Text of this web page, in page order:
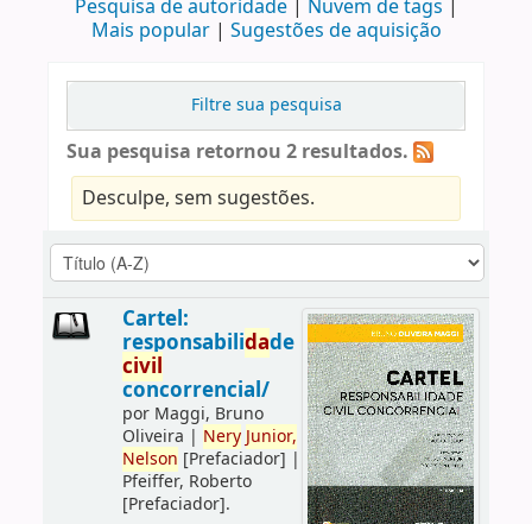
Pesquisa de autoridade
Nuvem de tags
Mais popular
Sugestões de aquisição
Filtre sua pesquisa
Sua pesquisa retornou 2 resultados.
Desculpe, sem sugestões.
Cartel:
responsabilidade
civil
concorrencial/
por Maggi, Bruno
Oliveira | Nery Junior,
Nelson [Prefaciador] |
Pfeiffer, Roberto
[Prefaciador].